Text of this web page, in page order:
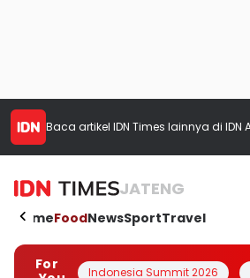
Baca artikel IDN Times lainnya di IDN
JATENG
HomeFoodNewsSportTravel
For
Indonesia Summit 2026